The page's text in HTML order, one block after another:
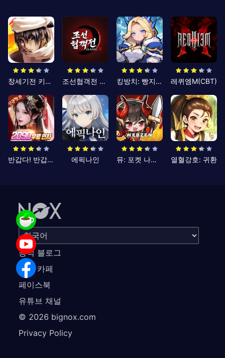
창세기전 키우기 조선협객전 클래식 킹방치: 빵지의 제왕 레퀴엠M(CBT)
반갑다! 반갑삼국지 에픽나인 뮤: 포켓 나이츠 열혈강호: 귀환
공식 블로그
공식 카페
페이스북
유튜브 채널
© 2026 bignox.com
Privacy Policy